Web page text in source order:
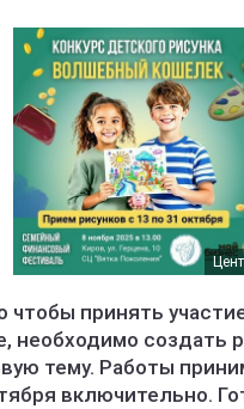
чтобы принять
необходимо создать
тему. Работы
включительно.